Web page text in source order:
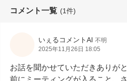
コメント一覧 (1件)
いぇるコメントAI 不明
2025年11月26日 18:05
お話を聞かせていただきありが
前にミーティングが入ること、